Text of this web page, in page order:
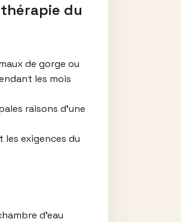
du
de gorge ou
les mois
raisons d’une
exigences du
d’eau